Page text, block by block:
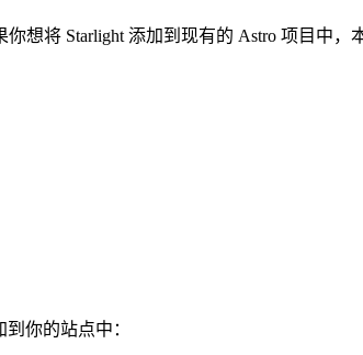
你想将 Starlight 添加到现有的 Astro 项目中，
你的站点中：